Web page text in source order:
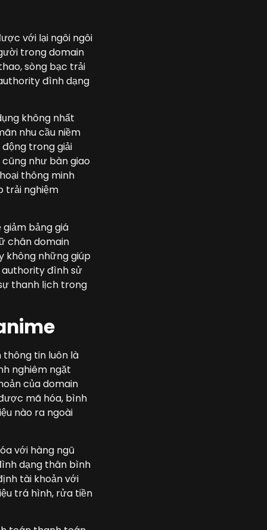
với lại ngôi ngôi
trong domain
sòng bạc trải
đình dạng
không nhất
nhu cầu niềm
trong giải
như bàn giao
thông minh
trải nghiệm
bảng giá
chân domain
không những giúp
đình sử
thanh lịch trong
thông tin luôn là
nghiêm ngặt
của domain
mã hóa, bình
nào ra ngoài
với hàng ngũ
dạng thân bình
tài khoản với
trá hình, rửa tiền